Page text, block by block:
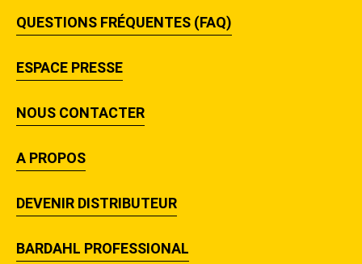
QUESTIONS FRÉQUENTES (FAQ)
ESPACE PRESSE
NOUS CONTACTER
A PROPOS
DEVENIR DISTRIBUTEUR
BARDAHL PROFESSIONAL